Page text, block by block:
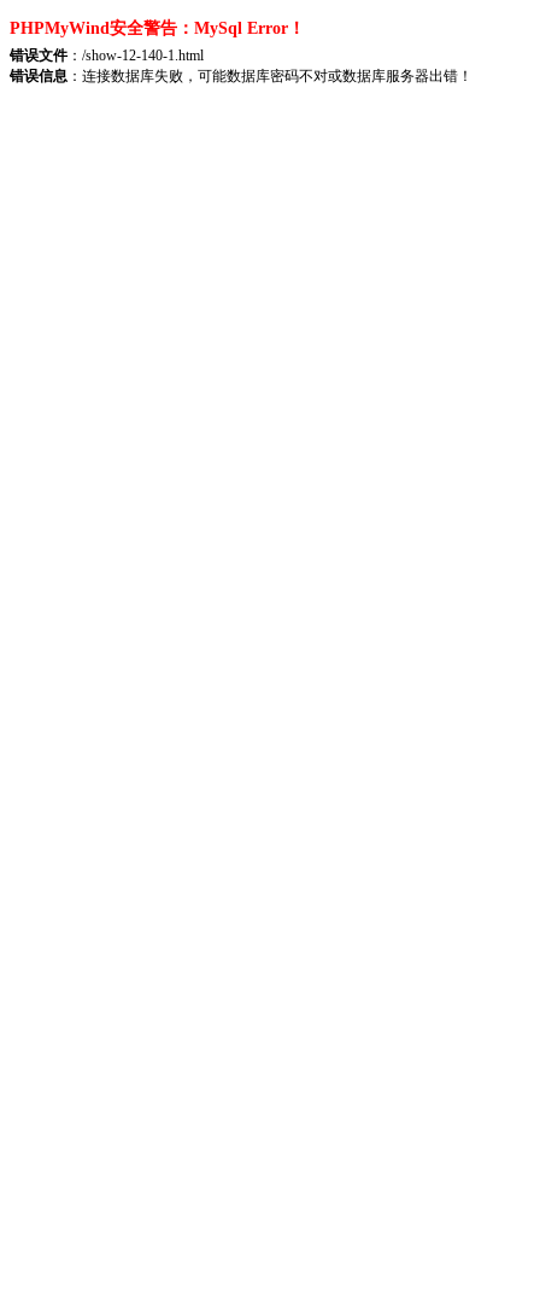
PHPMyWind安全警告：MySql Error！
错误文件：/show-12-140-1.html
错误信息 ：连接数据库失败，可能数据库密码不对或数据库服务器出错！